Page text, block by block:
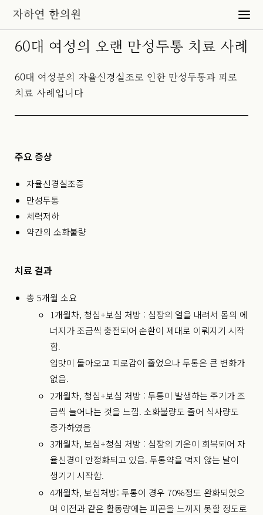
60대 여성의 오랜 만성두통 치료 사례
60대 여성분의 자율신경실조로 인한 만성두통과 피로
치료 사례입니다
주요 증상
자율신경실조증
만성두통
체력저하
약간의 소화불량
치료 결과
총 5개월 소요
1개월차, 청심+보심 처방 : 심장의 열을 내려서 몸의 에
너지가 조금씩 충전되어 순환이 제대로 이뤄지기 시작
함.
입맛이 돌아오고 피로감이 줄었으나 두통은 큰 변화가
없음.
2개월차, 청심+보심 처방 : 두통이 발생하는 주기가 조
금씩 늘어나는 것을 느낌. 소화불량도 줄어 식사량도
증가하였음
3개월차, 보심+청심 처방 : 심장의 기운이 회복되어 자
율신경이 안정화되고 있음. 두통약을 먹지 않는 날이
생기기 시작함.
4개월차, 보심처방: 두통이 경우 70%정도 완화되었으
며 이전과 같은 활동량에는 피곤을 느끼지 못할 정도로